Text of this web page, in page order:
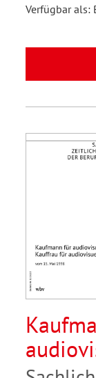
Verfügbar als: